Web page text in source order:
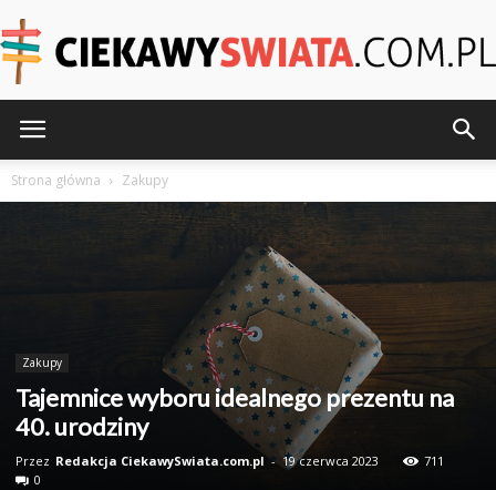
Strona główna Zakupy
Zakupy
Tajemnice wyboru idealnego prezentu na
40. urodziny
Przez Redakcja CiekawySwiata.com.pl - 19 czerwca 2023
711
0